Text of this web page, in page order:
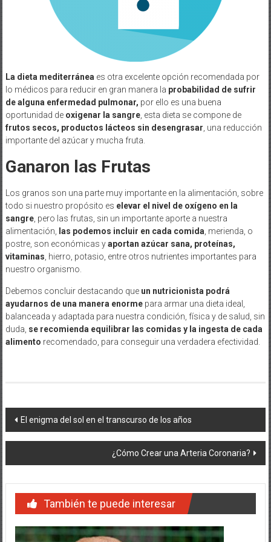
La dieta mediterránea es otra excelente opción recomendada por
lo médicos para reducir en gran manera la probabilidad de sufrir
de alguna enfermedad pulmonar, por ello es una buena
oportunidad de oxigenar la sangre, esta dieta se compone de
frutos secos, productos lácteos sin desengrasar , una reducción
importante del azúcar y mucha fruta.
Ganaron las Frutas
Los granos son una parte muy importante en la alimentación, sobre
todo si nuestro propósito es elevar el nivel de oxígeno en la
sangre, pero las frutas, sin un importante aporte a nuestra
alimentación,
las podemos incluir en cada comida , merienda, o
postre, son económicas yaportan azúcar sana, proteínas,
vitaminas , hierro, potasio, entre otros nutrientes importantes para
nuestro organismo.
Debemos concluir destacando que un nutricionista podrá
ayudarnos de una manera enormepara armar una dieta ideal,
balanceada y adaptada para nuestra condición, física y de salud, sin
duda, se recomienda equilibrar las comidas y la ingesta de cada
alimento recomendado, para conseguir una verdadera efectividad.
Navegación
de
entradas
El enigma del sol en el transcurso de los años
¿Cómo Crear una Arteria Coronaria?
También te puede interesar